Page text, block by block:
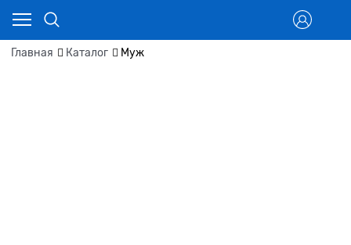
Главная Каталог Муж